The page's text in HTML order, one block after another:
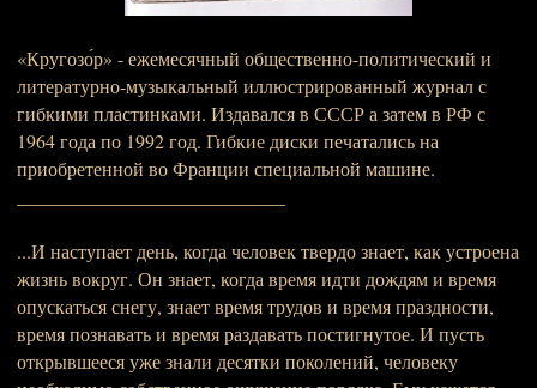
«Кругозо́р» - ежемесячный общественно-политический и
литературно-музыкальный иллюстрированный журнал с
гибкими пластинками. Издавался в СССР а затем в РФ с
1964 года по 1992 год. Гибкие диски печатались на
приобретенной во Франции специальной машине.
...И наступает день, когда человек твердо знает, как устроена
жизнь вокруг. Он знает, когда время идти дождям и время
опускаться снегу, знает время трудов и время праздности,
время познавать и время раздавать постигнутое. И пусть
открывшееся уже знали десятки поколений, человеку